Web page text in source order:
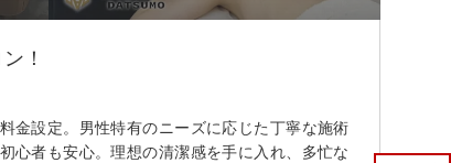
！
金設定。男性特有のニーズに応じた丁寧な施術
心者も安心。理想の清潔感を手に入れ、多忙な